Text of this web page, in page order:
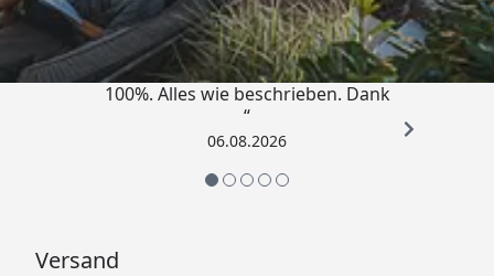
4,83/ 5
„Super schnell gelifert. Ware passt
100%. Alles wie beschrieben. Dank
“
06.08.2026
Versand